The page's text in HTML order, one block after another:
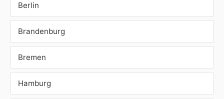
Berlin
Brandenburg
Bremen
Hamburg